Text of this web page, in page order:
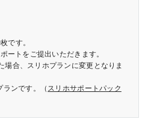
です。
ートをご提出いただきます。
場合、スリホプランに変更となりま
ランです。（スリホサポートパック